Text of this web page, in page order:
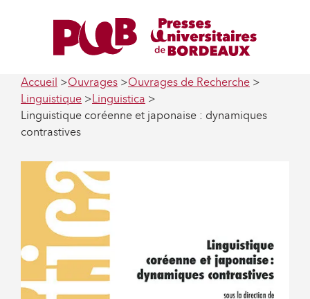
Accueil Ouvrages
Ouvrages de Recherche
Linguistique
Linguistica
Linguistique coréenne et japonaise : dynamiques
contrastives